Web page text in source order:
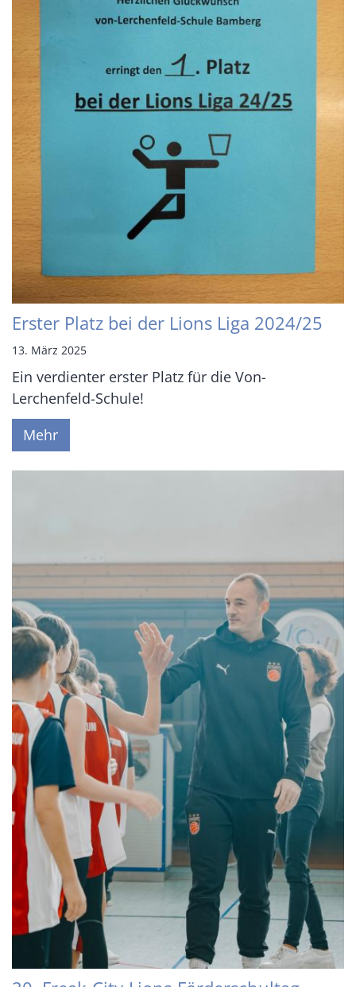
Erster Platz bei der Lions Liga 2024/25
13. März 2025
Ein verdienter erster Platz für die Von-
Lerchenfeld-Schule!
Mehr